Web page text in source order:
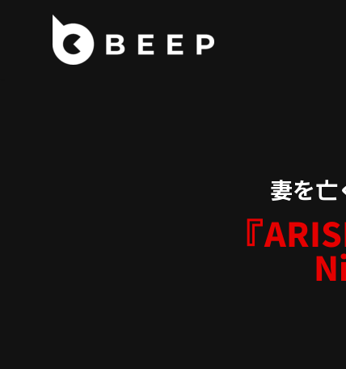
妻を亡
『